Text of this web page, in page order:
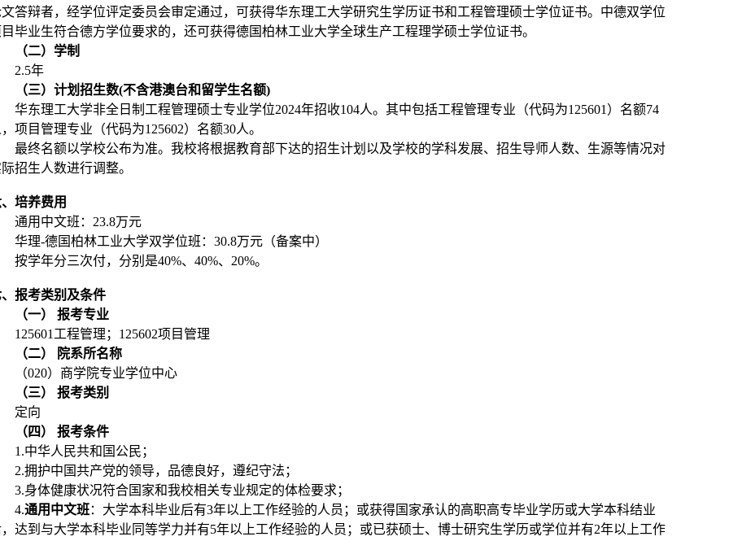
答辩者，经学位评定委员会审定通过，可获得华东理工大学研究生学历证书和工程管理硕士学位证书。中德双学位
毕业生符合德方学位要求的，还可获得德国柏林工业大学全球生产工程理学硕士学位证书。
（二）学制
2.5年
（三）计划招生数(不含港澳台和留学生名额)
华东理工大学非全日制工程管理硕士专业学位2024年招收104人。其中包括工程管理专业（代码为125601）名额74
项目管理专业（代码为125602）名额30人。
最终名额以学校公布为准。我校将根据教育部下达的招生计划以及学校的学科发展、招生导师人数、生源等情况对
招生人数进行调整。
培养费用
通用中文班：23.8万元
华理-德国柏林工业大学双学位班：30.8万元（备案中）
按学年分三次付，分别是40%、40%、20%。
报考类别及条件
（一） 报考专业
125601工程管理；125602项目管理
（二） 院系所名称
（020）商学院专业学位中心
（三） 报考类别
定向
（四） 报考条件
1.中华人民共和国公民；
2.拥护中国共产党的领导，品德良好，遵纪守法；
3.身体健康状况符合国家和我校相关专业规定的体检要求；
4.通用中文班：大学本科毕业后有3年以上工作经验的人员；或获得国家承认的高职高专毕业学历或大学本科结业
达到与大学本科毕业同等学力并有5年以上工作经验的人员；或已获硕士、博士研究生学历或学位并有2年以上工作